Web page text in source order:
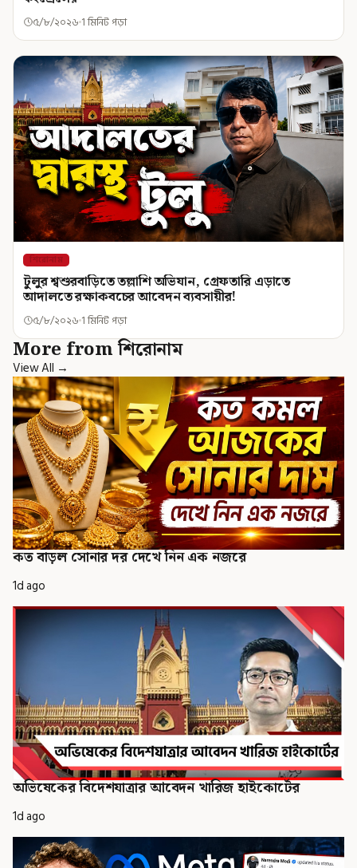
৫/৮/২০২৬ 1 মিনিট পড়া
শিরোনাম
টুলুর শ্বশুরবাড়িতে তল্লাশি অভিযান, গ্রেফতারি এড়াতে
আদালতে রক্ষাকবচের আবেদন ব্যবসায়ীর!
৫/৮/২০২৬ 1 মিনিট পড়া
More from শিরোনাম
View All →
কত বাড়ল সোনার দর দেখে নিন এক নজরে
1d ago
অভিষেকের বিদেশযাত্রার আবেদন খারিজ হাইকোর্টের
1d ago